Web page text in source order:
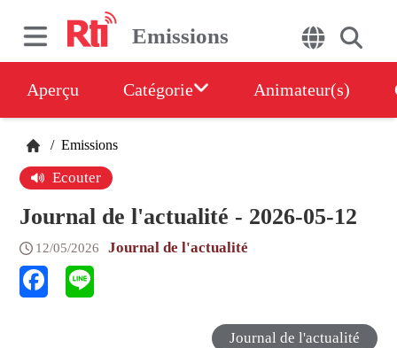
Emissions
Aperçu Catégorie Animateur(s)
/ Emissions
Ecouter
Journal de l'actualité - 2026-05-12
12/05/2026 Journal de l'actualité
Journal de l'actualité